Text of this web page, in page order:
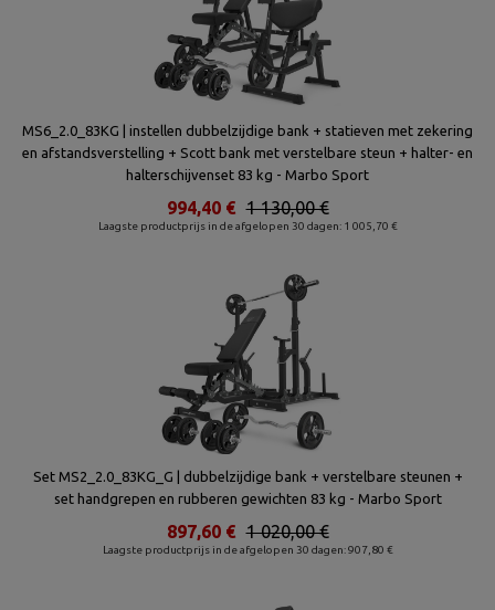
MS6_2.0_83KG | instellen dubbelzijdige bank + statieven met zekering
en afstandsverstelling + Scott bank met verstelbare steun + halter- en
halterschijvenset 83 kg - Marbo Sport
Laagste productprijs in de afgelopen 30 dagen: 1 005,70 €
1 130,00 €
994,40 €
Set MS2_2.0_83KG_G | dubbelzijdige bank + verstelbare steunen +
set handgrepen en rubberen gewichten 83 kg - Marbo Sport
Laagste productprijs in de afgelopen 30 dagen: 907,80 €
1 020,00 €
897,60 €